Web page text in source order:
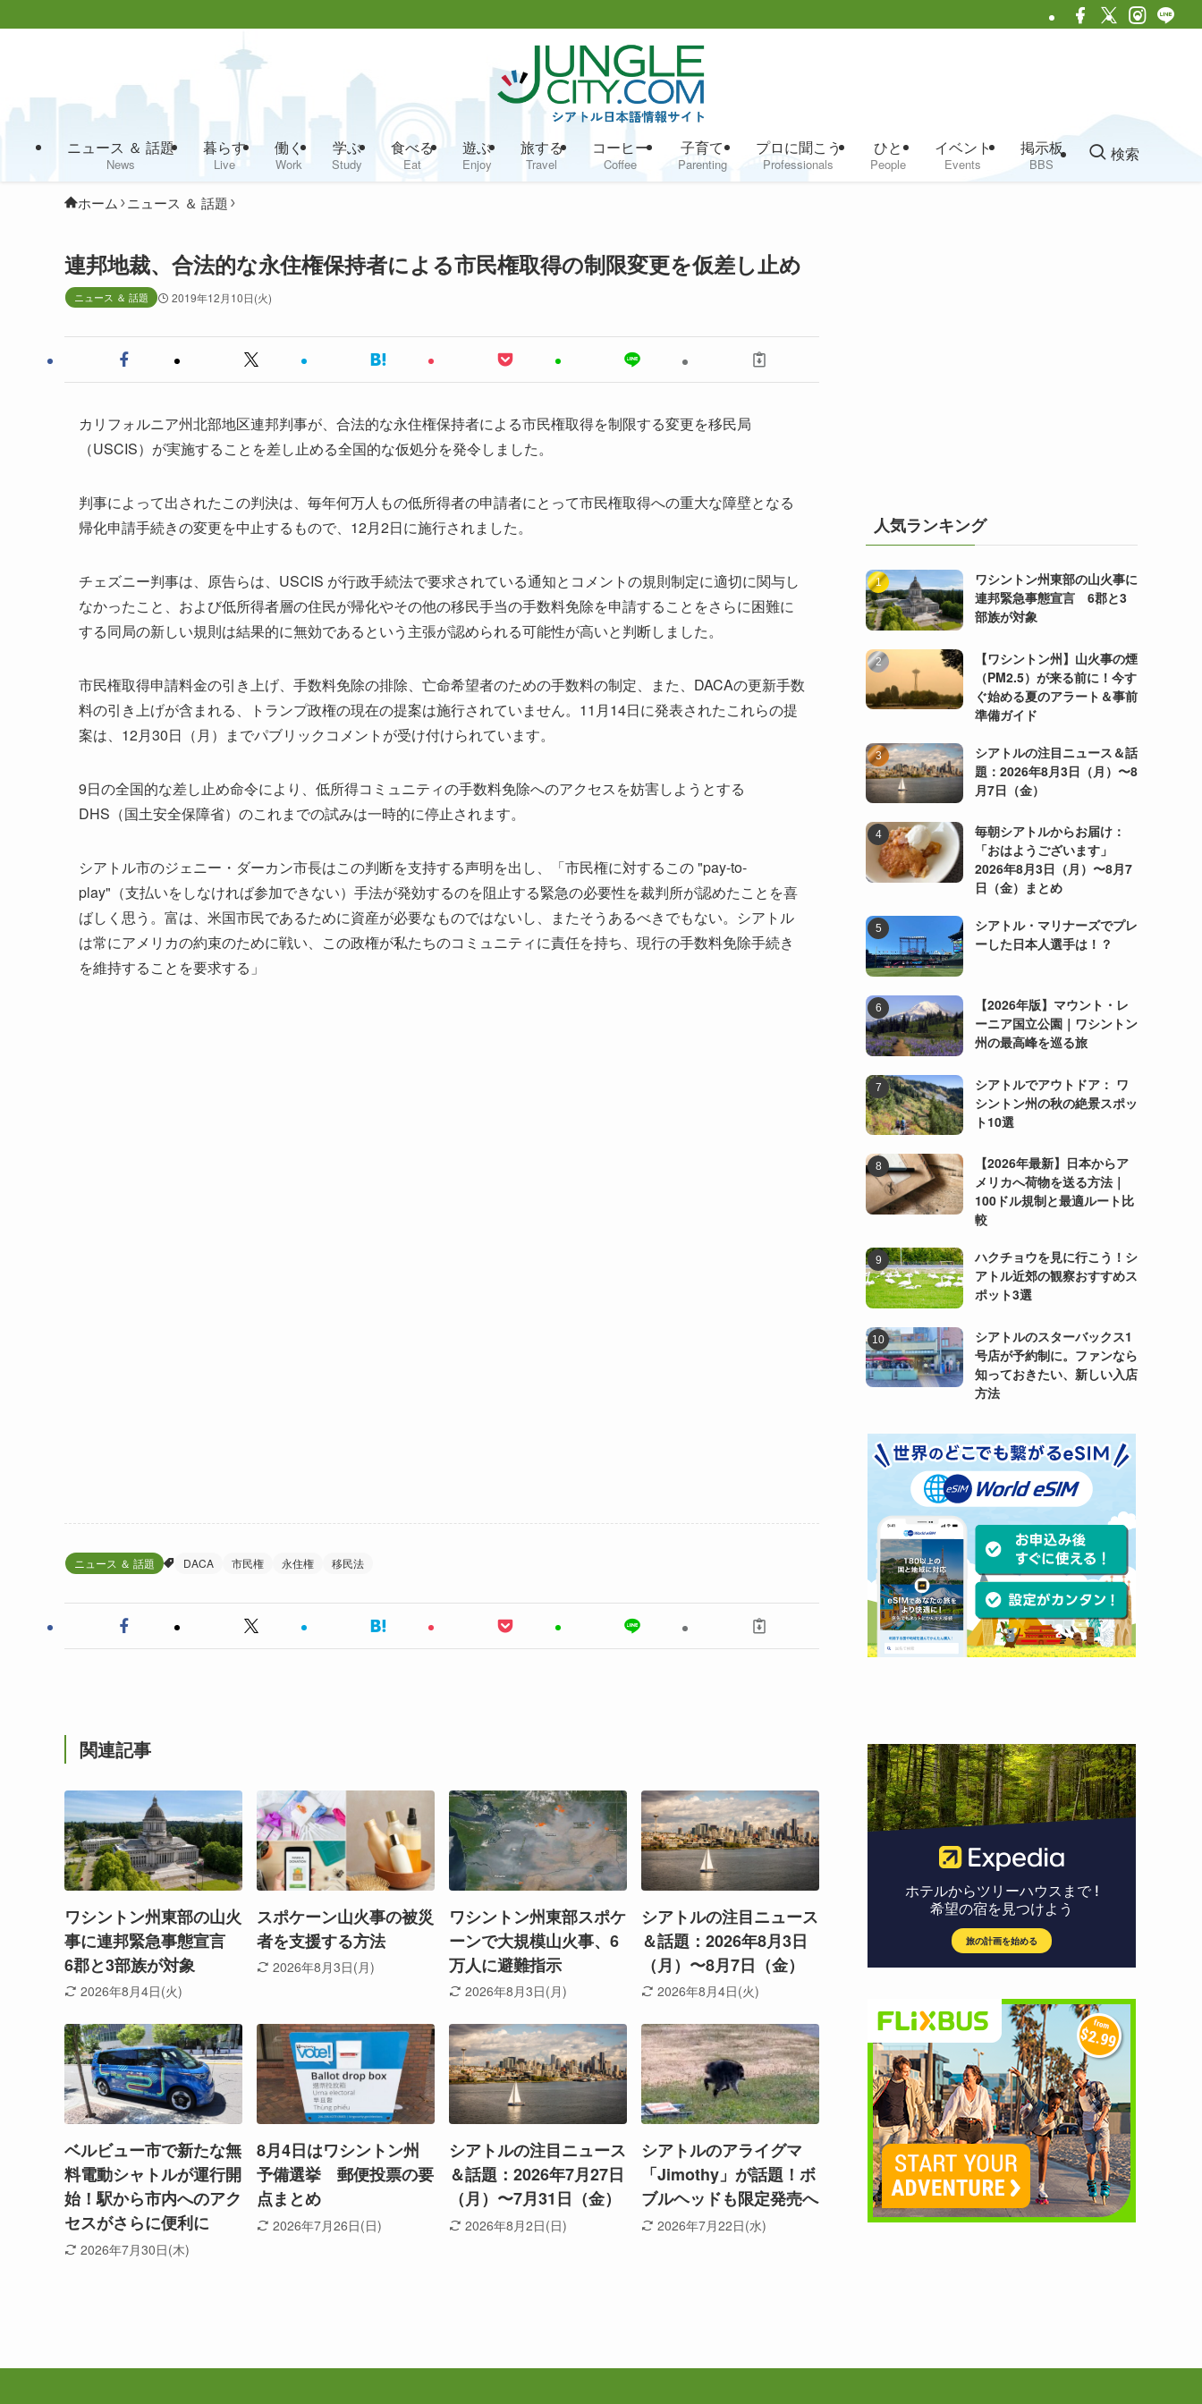
ニュース ＆ 話題
News
暮らす
Live
働く
Work
学ぶ
Study
食べる
Eat
遊ぶ
Enjoy
旅する
Travel
コーヒー
Coffee
子育て
Parenting
プロに聞こう
Professionals
ひと
People
イベント
Events
掲示板
BBS
検索
ホーム ニュース ＆ 話題
連邦地裁、合法的な永住権保持者による市民権取得の制限変更を仮差し止め
ニュース ＆ 話題 2019年12月10日(火)
カリフォルニア州北部地区連邦判事が、合法的な永住権保持者による市民権取得を制限する変更を移民局
（USCIS）が実施することを差し止める全国的な仮処分を発令しました。
判事によって出されたこの判決は、毎年何万人もの低所得者の申請者にとって市民権取得への重大な障壁となる
帰化申請手続きの変更を中止するもので、12月2日に施行されました。
チェズニー判事は、原告らは、USCIS が行政手続法で要求されている通知とコメントの規則制定に適切に関与し
なかったこと、および低所得者層の住民が帰化やその他の移民手当の手数料免除を申請することをさらに困難に
する同局の新しい規則は結果的に無効であるという主張が認められる可能性が高いと判断しました。
市民権取得申請料金の引き上げ、手数料免除の排除、亡命希望者のための手数料の制定、また、DACAの更新手数
料の引き上げが含まれる、トランプ政権の現在の提案は施行されていません。11月14日に発表されたこれらの提
案は、12月30日（月）までパブリックコメントが受け付けられています。
9日の全国的な差し止め命令により、低所得コミュニティの手数料免除へのアクセスを妨害しようとする
DHS（国土安全保障省）のこれまでの試みは一時的に停止されます。
シアトル市のジェニー・ダーカン市長はこの判断を支持する声明を出し、「市民権に対するこの "pay-to-
play"（支払いをしなければ参加できない）手法が発効するのを阻止する緊急の必要性を裁判所が認めたことを喜
ばしく思う。富は、米国市民であるために資産が必要なものではないし、またそうあるべきでもない。シアトル
は常にアメリカの約束のために戦い、この政権が私たちのコミュニティに責任を持ち、現行の手数料免除手続き
を維持することを要求する」
ニュース ＆ 話題 DACA 市民権 永住権 移民法
関連記事
ワシントン州東部の山火
事に連邦緊急事態宣言
6郡と3部族が対象
2026年8月4日(火)
スポケーン山火事の被災
者を支援する方法
2026年8月3日(月)
ワシントン州東部スポケ
ーンで大規模山火事、6
万人に避難指示
2026年8月3日(月)
シアトルの注目ニュース
＆話題：2026年8月3日
（月）〜8月7日（金）
2026年8月4日(火)
ベルビュー市で新たな無
料電動シャトルが運行開
始！駅から市内へのアク
セスがさらに便利に
2026年7月30日(木)
8月4日はワシントン州
予備選挙 郵便投票の要
点まとめ
2026年7月26日(日)
シアトルの注目ニュース
＆話題：2026年7月27日
（月）〜7月31日（金）
2026年8月2日(日)
シアトルのアライグマ
「Jimothy」が話題！ボ
ブルヘッドも限定発売へ
2026年7月22日(水)
人気ランキング
ワシントン州東部の山火事に
連邦緊急事態宣言 6郡と3
部族が対象
【ワシントン州】山火事の煙
（PM2.5）が来る前に！今す
ぐ始める夏のアラート＆事前
準備ガイド
シアトルの注目ニュース＆話
題：2026年8月3日（月）〜8
月7日（金）
毎朝シアトルからお届け：
「おはようございます」
2026年8月3日（月）〜8月7
日（金）まとめ
シアトル・マリナーズでプレ
ーした日本人選手は！？
【2026年版】マウント・レ
ーニア国立公園｜ワシントン
州の最高峰を巡る旅
シアトルでアウトドア： ワ
シントン州の秋の絶景スポッ
ト10選
【2026年最新】日本からア
メリカへ荷物を送る方法｜
100ドル規制と最適ルート比
較
ハクチョウを見に行こう！シ
アトル近郊の観察おすすめス
ポット3選
シアトルのスターバックス1
号店が予約制に。ファンなら
知っておきたい、新しい入店
方法